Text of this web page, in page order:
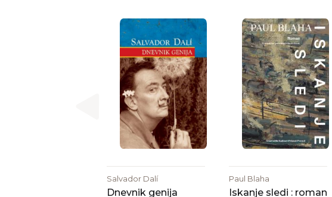
Salvador Dalí
Dnevnik genija
Paul Blaha
Iskanje sledi : roman